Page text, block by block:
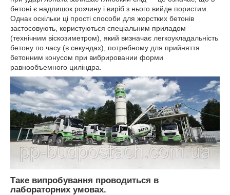
бетоні є надлишок розчину і виріб з нього вийде пористим.
Однак оскільки ці прості способи для жорстких бетонів
застосовують, користуються спеціальним приладом
(технічним віскозиметром), який визначає легкоукладальність
бетону по часу (в секундах), потребному для прийняття
бетонним конусом при вибрировании форми
равнообъемного циліндра.
Таке випробування проводиться в
лабораторних умовах.